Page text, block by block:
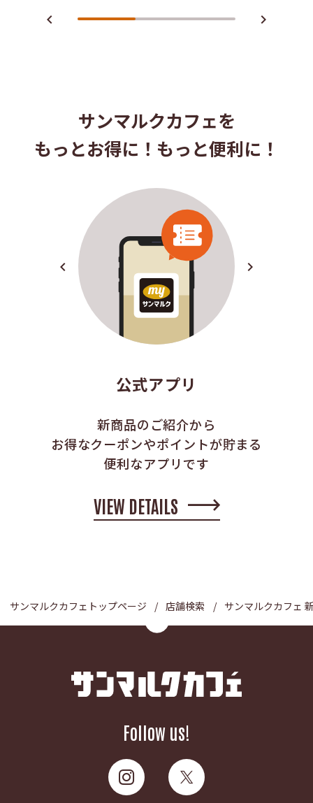
navigate_before navigate_next
サンマルクカフェを
もっとお得に！もっと便利に！
公式アプリ
新商品のご紹介から
お得なクーポンやポイントが貯まる
便利なアプリです
VIEW DETAILS
navigate_before navigate_next
サンマルクカフェトップページ 店舗検索 サンマルクカフェ
Follow us!